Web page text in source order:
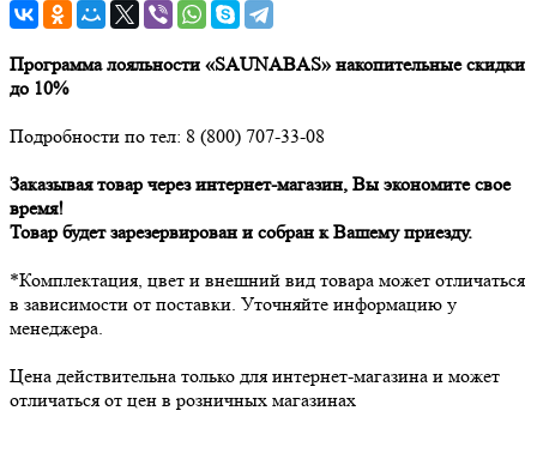
Программа лояльности «SAUNABAS» накопительные скидки
до 10%
Подробности по тел: 8 (800) 707-33-08
Заказывая товар через интернет-магазин, Вы экономите свое
время!
Товар будет зарезервирован и собран к Вашему приезду.
*Комплектация, цвет и внешний вид товара может отличаться
в зависимости от поставки. Уточняйте информацию у
менеджера.
Цена действительна только для интернет-магазина и может
отличаться от цен в розничных магазинах